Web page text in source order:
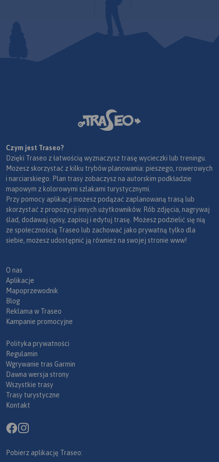
Czym jest Traseo?
Dzięki Traseo z łatwością wyznaczysz trasę wycieczki lub treningu.
Możesz skorzystać z kilku trybów planowania: pieszego, rowerowych
i narciarskiego. Plan trasy zobaczysz na autorskim podkładzie
mapowym z kolorowymi szlakami turystycznymi.
Przy pomocy aplikacji możesz podążać zaplanowaną trasą lub
skorzystać z propozycji innych użytkowników. Rób zdjęcia, nagrywaj
ślad, dodawaj opisy, zapisuj i edytuj trasę. Możesz podzielić się nią
ze społecznością Traseo lub zachować jako prywatną tylko dla
siebie, możesz udostępnić ją również na swojej stronie www!
O nas
Aplikacje
Mapoprzewodnik
Blog
Reklama w Traseo
Kampanie promocyjne
Polityka prywatności
Regulamin
Wgrywanie tras Garmin
Dawna wersja strony
Wszystkie trasy
Trasy turystyczne
Kontakt
Pobierz aplikację Traseo: